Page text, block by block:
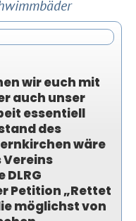
wir euch mit
auch unser
essentiell
des
wäre
Vereins
Petition „Rettet
möglichst von